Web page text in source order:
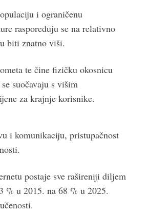
i ograničenu
raspoređuju se na relativno
biti znatno viši.
te čine fizičku okosnicu
suočavaju s višim
za krajnje korisnike.
i komunikaciju, pristupačnost
postaje sve rašireniji diljem
% u 2015. na 68 % u 2025.